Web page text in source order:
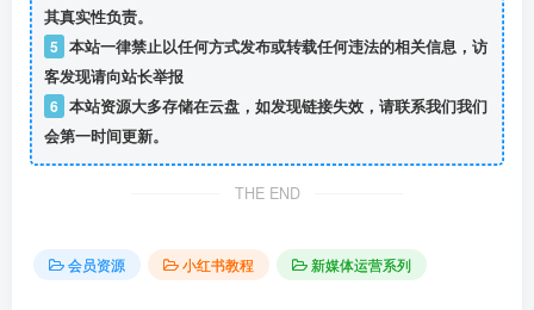
其真实性负责。
5 本站一律禁止以任何方式发布或转载任何违法的相关信息，访
客发现请向站长举报
6 本站资源大多存储在云盘，如发现链接失效，请联系我们我们
会第一时间更新。
THE END
会员资源 小红书教程 新媒体运营系列